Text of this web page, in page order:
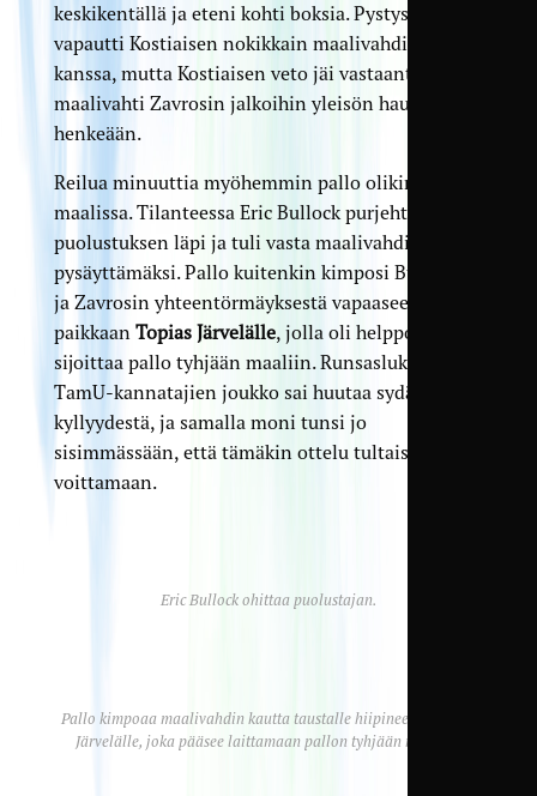
keskikentällä ja eteni kohti boksia. Pystysyöttö
vapautti Kostiaisen nokikkain maalivahdin
kanssa, mutta Kostiaisen veto jäi vastaantulleen
maalivahti Zavrosin jalkoihin yleisön haukkoessa
henkeään.
Reilua minuuttia myöhemmin pallo olikin sitten
maalissa. Tilanteessa Eric Bullock purjehti väkisin
puolustuksen läpi ja tuli vasta maalivahdin
pysäyttämäksi. Pallo kuitenkin kimposi Bullockin
ja Zavrosin yhteentörmäyksestä vapaaseen
paikkaan Topias Järvelälle, jolla oli helppo työ
sijoittaa pallo tyhjään maaliin. Runsaslukuinen
TamU-kannatajien joukko sai huutaa sydämensä
kyllyydestä, ja samalla moni tunsi jo
sisimmässään, että tämäkin ottelu tultaisiin
voittamaan.
Eric Bullock ohittaa puolustajan.
Pallo kimpoaa maalivahdin kautta taustalle hiipineelle Topias
Järvelälle, joka pääsee laittamaan pallon tyhjään maaliin.